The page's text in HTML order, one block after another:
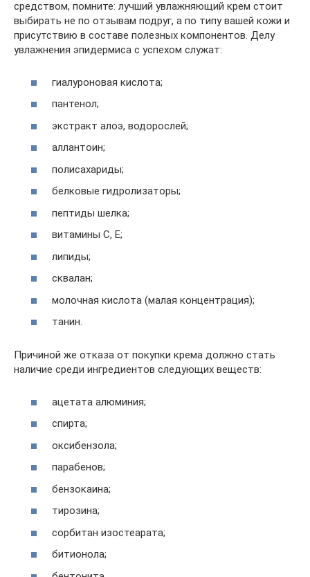
средством, помните: лучший увлажняющий крем стоит
выбирать не по отзывам подруг, а по типу вашей кожи и
присутствию в составе полезных компонентов. Делу
увлажнения эпидермиса с успехом служат:
гиалуроновая кислота;
пантенол;
экстракт алоэ, водорослей;
аллантоин;
полисахариды;
белковые гидролизаторы;
пептиды шелка;
витамины С, Е;
липиды;
сквалан;
молочная кислота (малая концентрация);
танин.
Причиной же отказа от покупки крема должно стать
наличие среди ингредиентов следующих веществ:
ацетата алюминия;
спирта;
оксибензола;
парабенов;
бензокаина;
тирозина;
сорбитан изостеарата;
битионола;